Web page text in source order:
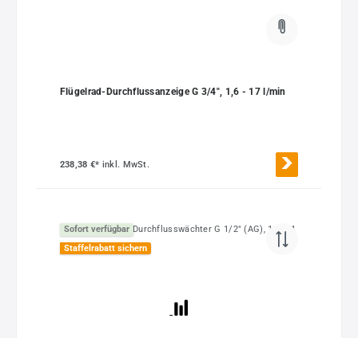
Flügelrad-Durchflussanzeige G 3/4", 1,6 - 17 l/min
238,38 €* inkl. MwSt.
Sofort verfügbar
Staffelrabatt sichern